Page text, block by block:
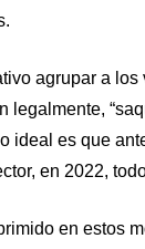
agrupar a
legalmente,
ideal es que
en 2022,
en estos